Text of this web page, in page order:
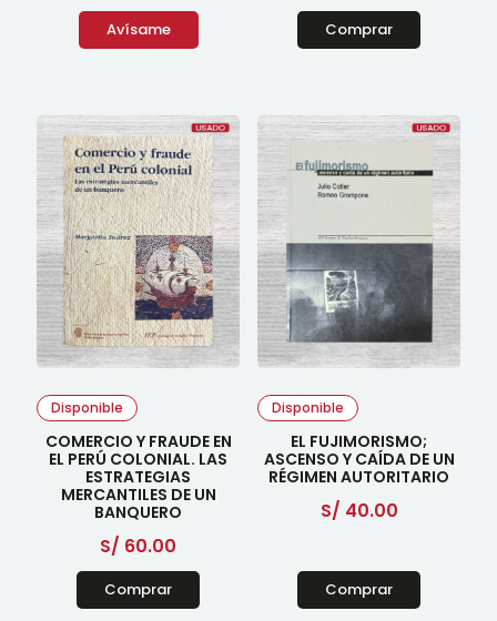
Avísame Comprar
Disponible
COMERCIO Y FRAUDE EN
EL PERÚ COLONIAL. LAS
ESTRATEGIAS
MERCANTILES DE UN
BANQUERO
S/ 60.00
Comprar
Disponible
EL FUJIMORISMO;
ASCENSO Y CAÍDA DE UN
RÉGIMEN AUTORITARIO
S/ 40.00
Comprar